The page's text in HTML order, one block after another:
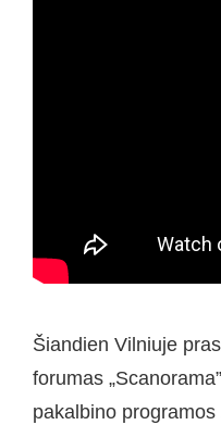
Šiandien Vilniuje
forumas
pakalbino programos